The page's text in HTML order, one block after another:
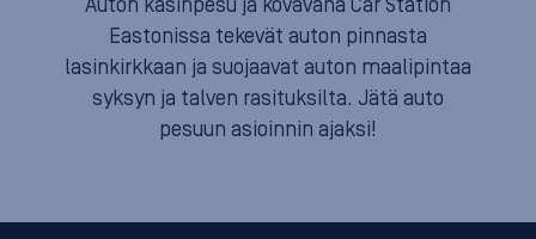
Auton käsinpesu ja kovavaha Car Station
Eastonissa tekevät auton pinnasta
lasinkirkkaan ja suojaavat auton maalipintaa
syksyn ja talven rasituksilta. Jätä auto
pesuun asioinnin ajaksi!